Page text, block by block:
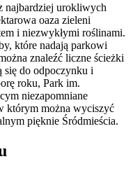
najbardziej urokliwych
oaza zieleni
i niezwykłymi roślinami.
które nadają parkowi
znaleźć liczne ścieżki
się do odpoczynku i
roku, Park im.
niezapomniane
którym można wyciszyć
pięknie Śródmieścia.